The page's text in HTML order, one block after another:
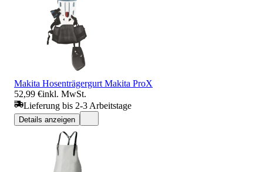
Makita Hosenträgergurt Makita ProX
52,99 €inkl. MwSt.
Lieferung bis 2-3 Arbeitstage
Details anzeigen